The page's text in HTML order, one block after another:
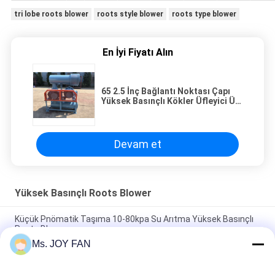
tri lobe roots blower roots style blower roots type blower
En İyi Fiyatı Alın
65 2.5 İnç Bağlantı Noktası Çapı
Yüksek Basınçlı Kökler Üfleyici Üç
Devam et
Yüksek Basınçlı Roots Blower
Küçük Pnömatik Taşıma 10-80kpa Su Arıtma Yüksek Basınçlı
Roots Blower
DN200 30-132KW 80KPA Hava Soğutma Özel Gıda Teslimatı
Ms. JOY FAN